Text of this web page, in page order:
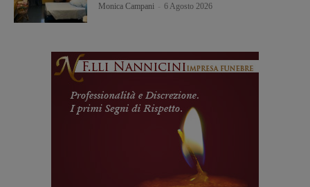
Monica Campani 6 Agosto 2026